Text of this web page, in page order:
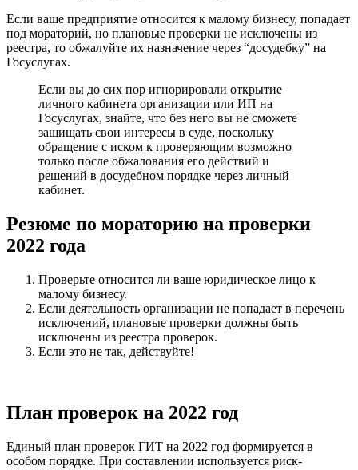
Если ваше предприятие относится к малому бизнесу, попадает
под мораторий, но плановые проверки не исключены из
реестра, то обжалуйте их назначение через “досудебку” на
Госуслугах.
Если вы до сих пор игнорировали открытие
личного кабинета организации или ИП на
Госуслугах, знайте, что без него вы не сможете
защищать свои интересы в суде, поскольку
обращение с иском к проверяющим возможно
только после обжалования его действий и
решений в досудебном порядке через личный
кабинет.
Резюме по мораторию на проверки
2022 года
Проверьте относится ли ваше юридическое лицо к
малому бизнесу.
Если деятельность организации не попадает в перечень
исключений, плановые проверки должны быть
исключены из реестра проверок.
Если это не так, действуйте!
План проверок на 2022 год
Единый план проверок ГИТ на 2022 год формируется в
особом порядке. При составлении используется риск-